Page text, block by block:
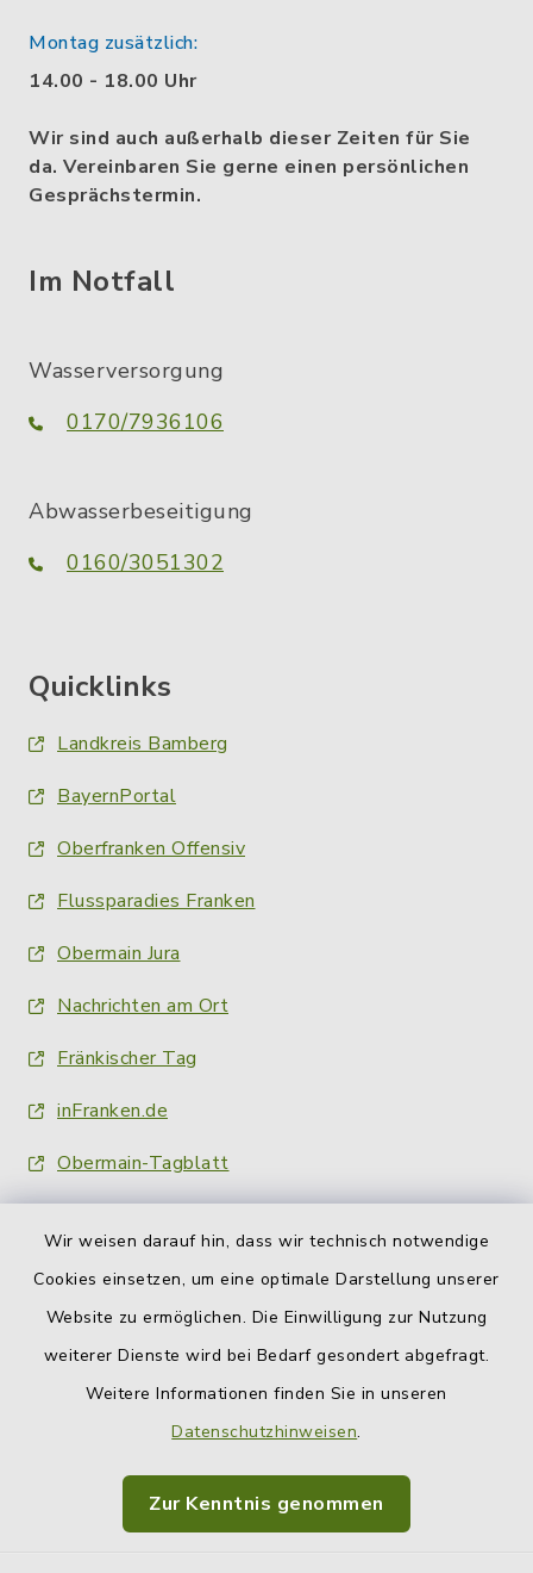
Wir weisen darauf hin, dass wir technisch notwendige
Cookies einsetzen, um eine optimale Darstellung unserer
Website zu ermöglichen. Die Einwilligung zur Nutzung
weiterer Dienste wird bei Bedarf gesondert abgefragt.
Weitere Informationen finden Sie in unseren
Datenschutzhinweisen.
Zur Kenntnis genommen
Montag zusätzlich:
14.00 - 18.00 Uhr
Wir sind auch außerhalb dieser Zeiten für Sie
da. Vereinbaren Sie gerne einen persönlichen
Gesprächstermin.
Im Notfall
Wasserversorgung
0170/7936106
Abwasserbeseitigung
0160/3051302
Quicklinks
Landkreis Bamberg
BayernPortal
Oberfranken Offensiv
Flussparadies Franken
Obermain Jura
Nachrichten am Ort
Fränkischer Tag
inFranken.de
Obermain-Tagblatt
Barrierefreiheit